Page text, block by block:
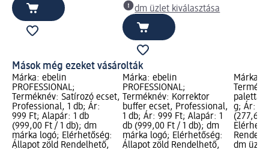
dm üzlet kiválasztása
Mások még ezeket vásárolták
Márka: ebelin
PROFESSIONAL;
Terméknév: Satírozó ecset,
Professional, 1 db; Ár:
999 Ft; Alapár: 1 db
(999,00 Ft / 1 db); dm
márka logó; Elérhetőség:
Állapot zöld Rendelhető,
Márka: ebelin
PROFESSIONAL;
Terméknév: Korrektor
buffer ecset, Professional,
1 db; Ár: 999 Ft; Alapár: 1
db (999,00 Ft / 1 db); dm
márka logó; Elérhetőség:
Állapot zöld Rendelhető,
Márka:
paletta,
g; Ár: 2
(277,67
dm